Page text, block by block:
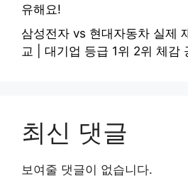
유해요!
삼성전자 vs 현대자동차 실제
교 | 대기업 등급 1위 2위 체감
최신 댓글
보여줄 댓글이 없습니다.